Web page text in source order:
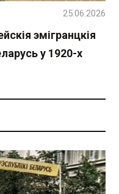
эмігранцкія
у 1920-х
25.06.2026